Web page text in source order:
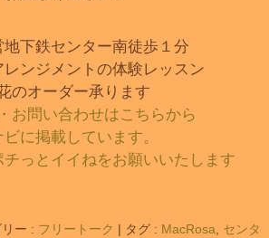
地下鉄センター南徒歩１分
レンジメントの体験レッスン
のオーダー承ります
お問い合わせはこちらから
に掲載しています。
チっとイイねをお願いいたします
ー : フリートーク | タグ : MacRosa
センタ